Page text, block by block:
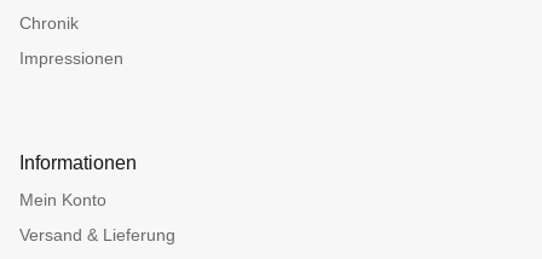
Chronik
Impressionen
Informationen
Mein Konto
Versand & Lieferung